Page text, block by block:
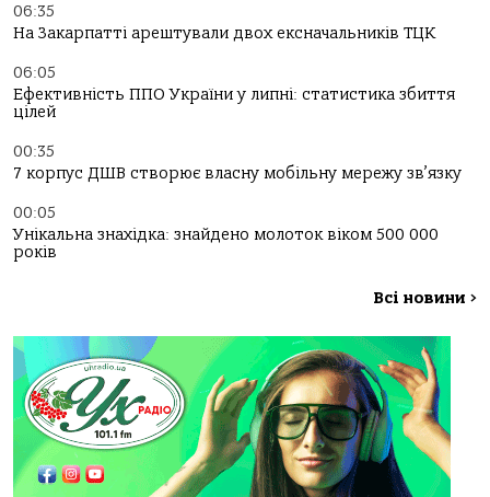
06:35
На Закарпатті арештували двох ексначальників ТЦК
06:05
Ефективність ППО України у липні: статистика збиття
цілей
00:35
7 корпус ДШВ створює власну мобільну мережу зв’язку
00:05
Унікальна знахідка: знайдено молоток віком 500 000
років
Всі новини >